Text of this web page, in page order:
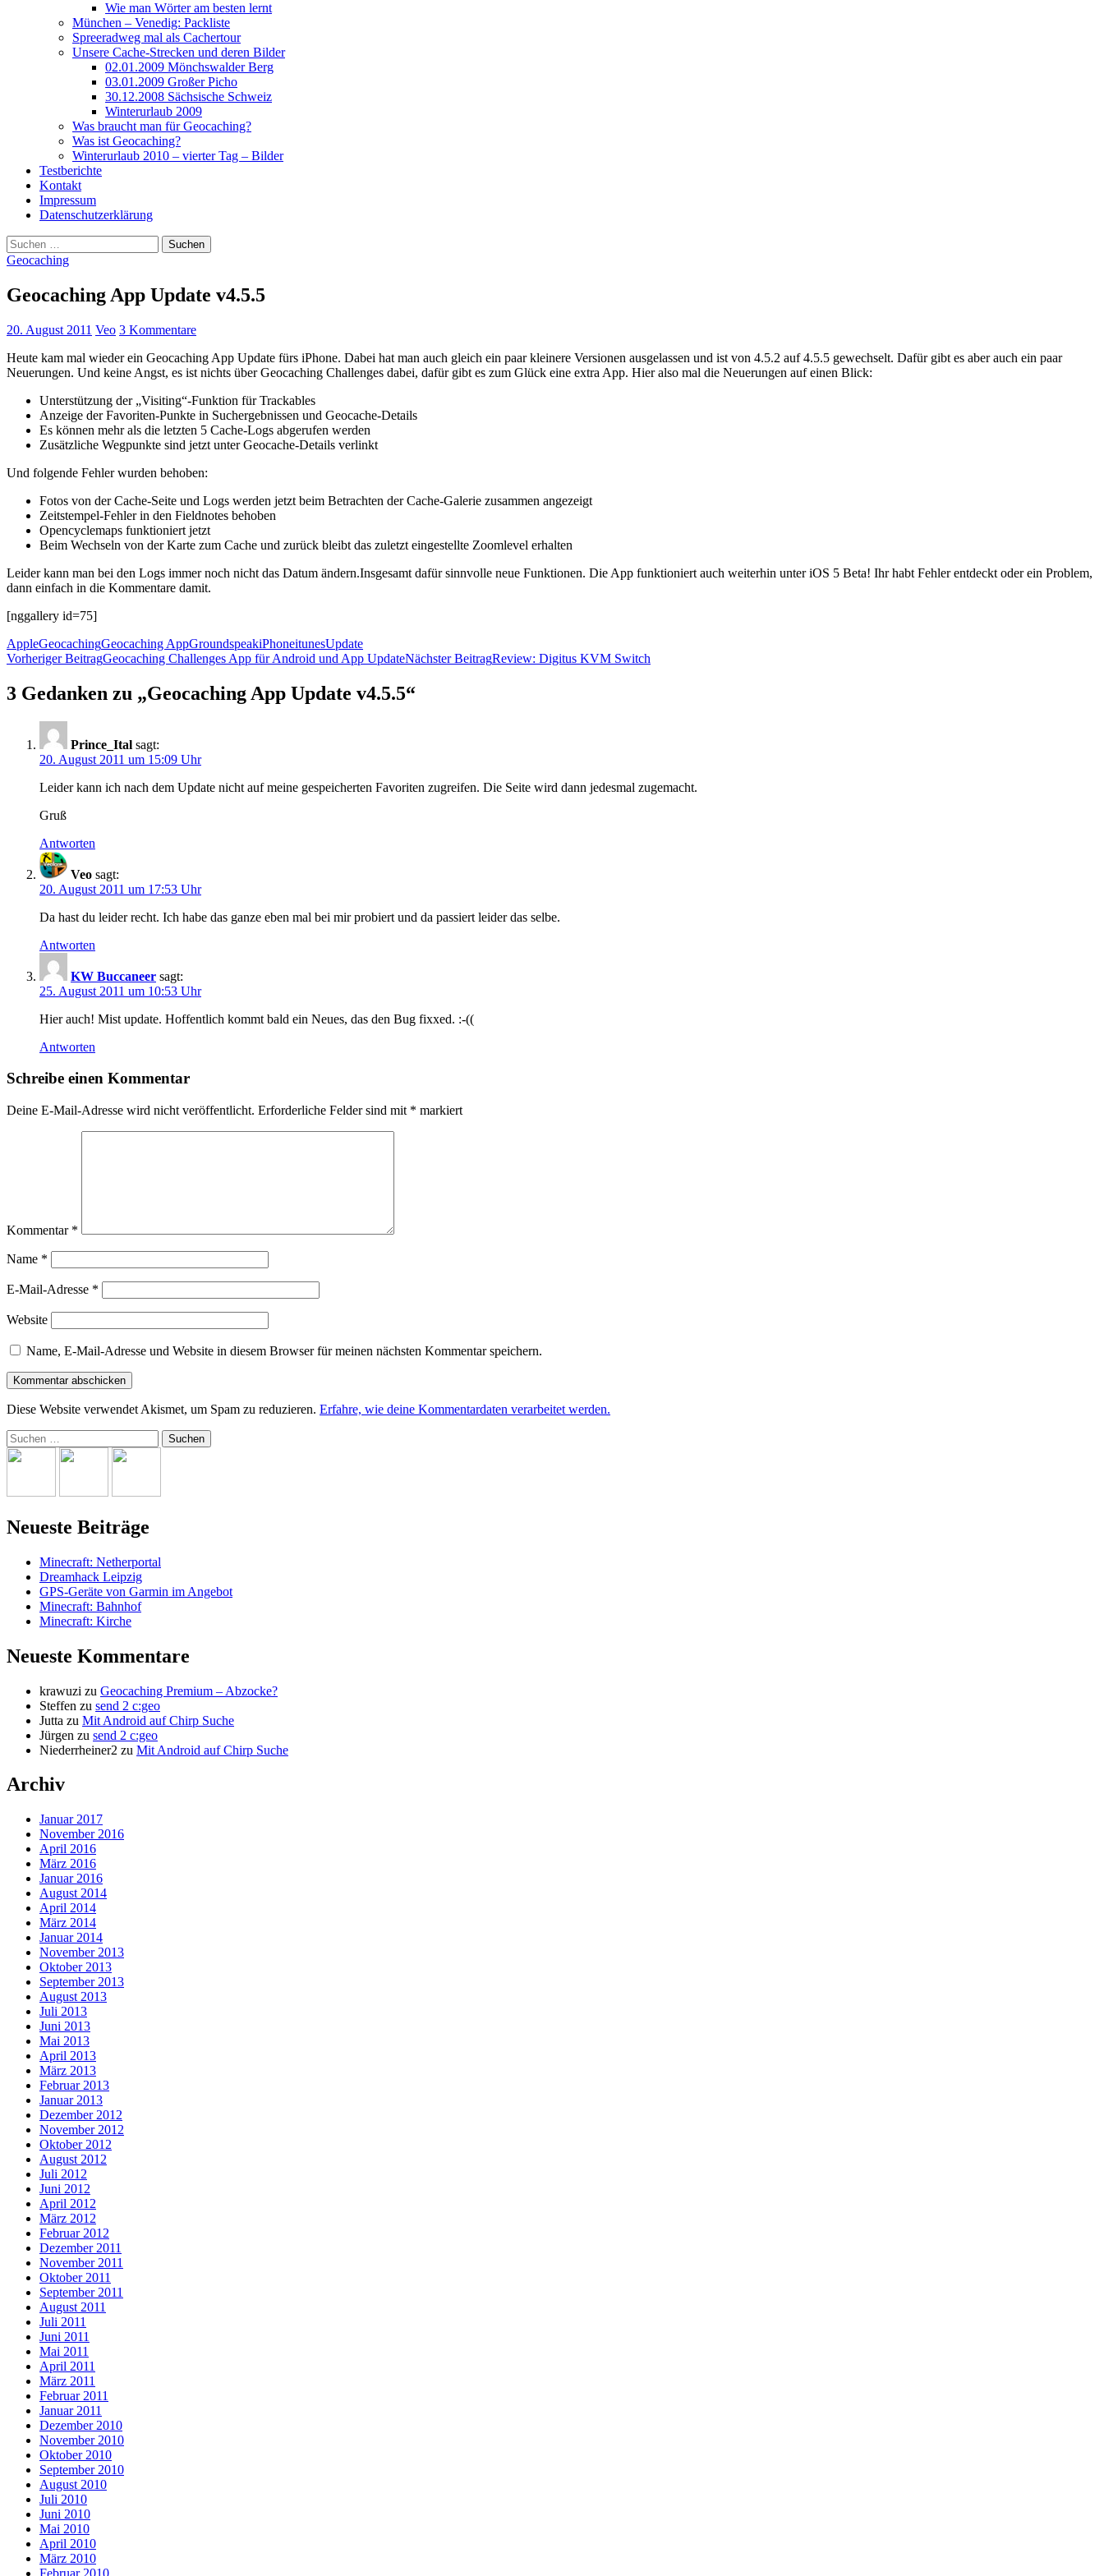
Wie man Wörter am besten lernt
München – Venedig: Packliste
Spreeradweg mal als Cachertour
Unsere Cache-Strecken und deren Bilder
02.01.2009 Mönchswalder Berg
03.01.2009 Großer Picho
30.12.2008 Sächsische Schweiz
Winterurlaub 2009
Was braucht man für Geocaching?
Was ist Geocaching?
Winterurlaub 2010 – vierter Tag – Bilder
Testberichte
Kontakt
Impressum
Datenschutzerklärung
Suchen
nach:
Geocaching
Geocaching App Update v4.5.5
20. August 2011 Veo 3 Kommentare
Heute kam mal wieder ein Geocaching App Update fürs iPhone. Dabei hat man auch gleich ein paar kleinere Versionen ausgelassen und ist von 4.5.2 auf 4.5.5 gewechselt. Dafür gibt es aber auch ein paar
Neuerungen. Und keine Angst, es ist nichts über Geocaching Challenges dabei, dafür gibt es zum Glück eine extra App. Hier also mal die Neuerungen auf einen Blick:
Unterstützung der „Visiting“-Funktion für Trackables
Anzeige der Favoriten-Punkte in Suchergebnissen und Geocache-Details
Es können mehr als die letzten 5 Cache-Logs abgerufen werden
Zusätzliche Wegpunkte sind jetzt unter Geocache-Details verlinkt
Und folgende Fehler wurden behoben:
Fotos von der Cache-Seite und Logs werden jetzt beim Betrachten der Cache-Galerie zusammen angezeigt
Zeitstempel-Fehler in den Fieldnotes behoben
Opencyclemaps funktioniert jetzt
Beim Wechseln von der Karte zum Cache und zurück bleibt das zuletzt eingestellte Zoomlevel erhalten
Leider kann man bei den Logs immer noch nicht das Datum ändern.Insgesamt dafür sinnvolle neue Funktionen. Die App funktioniert auch weiterhin unter iOS 5 Beta! Ihr habt Fehler entdeckt oder ein Problem,
dann einfach in die Kommentare damit.
[nggallery id=75]
AppleGeocachingGeocaching AppGroundspeakiPhoneitunesUpdate
Beitrags-
Navigation
Vorheriger BeitragGeocaching Challenges App für Android und App UpdateNächster BeitragReview: Digitus KVM Switch
3 Gedanken zu „Geocaching App Update v4.5.5“
Prince_Ital sagt:
20. August 2011 um 15:09 Uhr
Leider kann ich nach dem Update nicht auf meine gespeicherten Favoriten zugreifen. Die Seite wird dann jedesmal zugemacht.
Gruß
Antworten
Veo sagt:
20. August 2011 um 17:53 Uhr
Da hast du leider recht. Ich habe das ganze eben mal bei mir probiert und da passiert leider das selbe.
Antworten
KW Buccaneer sagt:
25. August 2011 um 10:53 Uhr
Hier auch! Mist update. Hoffentlich kommt bald ein Neues, das den Bug fixxed. :-((
Antworten
Schreibe einen Kommentar
Deine E-Mail-Adresse wird nicht veröffentlicht. Erforderliche Felder sind mit * markiert
Kommentar *
Name *
E-Mail-Adresse *
Website
Name, E-Mail-Adresse und Website in diesem Browser für meinen nächsten Kommentar speichern.
Diese Website verwendet Akismet, um Spam zu reduzieren. Erfahre, wie deine Kommentardaten verarbeitet werden.
Suchen
nach:
Neueste Beiträge
Minecraft: Netherportal
Dreamhack Leipzig
GPS-Geräte von Garmin im Angebot
Minecraft: Bahnhof
Minecraft: Kirche
Neueste Kommentare
krawuzi zu Geocaching Premium – Abzocke?
Steffen zu send 2 c:geo
Jutta zu Mit Android auf Chirp Suche
Jürgen zu send 2 c:geo
Niederrheiner2 zu Mit Android auf Chirp Suche
Archiv
Januar 2017
November 2016
April 2016
März 2016
Januar 2016
August 2014
April 2014
März 2014
Januar 2014
November 2013
Oktober 2013
September 2013
August 2013
Juli 2013
Juni 2013
Mai 2013
April 2013
März 2013
Februar 2013
Januar 2013
Dezember 2012
November 2012
Oktober 2012
August 2012
Juli 2012
Juni 2012
April 2012
März 2012
Februar 2012
Dezember 2011
November 2011
Oktober 2011
September 2011
August 2011
Juli 2011
Juni 2011
Mai 2011
April 2011
März 2011
Februar 2011
Januar 2011
Dezember 2010
November 2010
Oktober 2010
September 2010
August 2010
Juli 2010
Juni 2010
Mai 2010
April 2010
März 2010